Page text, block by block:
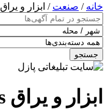
خانه / صنعت / ابزار و یراق
جستجو
ابزار و یراق Archives - پازل